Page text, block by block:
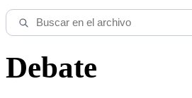
Debate